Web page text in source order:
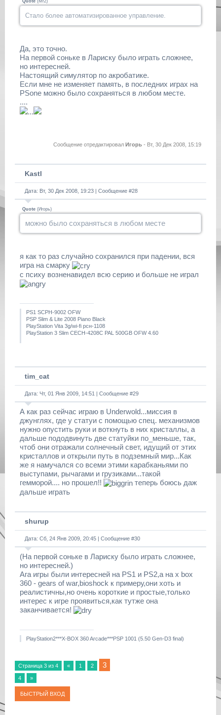
Quote ( Mr2)
Стало более автоматизированное управление.
Да, это точно.
На первой соньке в Лариску было играть сложнее,
но интересней.
Настоящий симулятор по акробатике.
Если мне не изменяет память, в последних играх на
PSone можно было сохраняться в любом месте.
....
...
Сообщение отредактировал Игорь - Вт, 30 Дек 2008, 15:19
Kastl
Дата: Вт, 30 Дек 2008, 19:23 | Сообщение #28
Quote (Игорь)
можно было сохраняться в любом месте
я как то раз случайно сохранился при падении, вся
игра на смарку
с психу возненавидел всю серию и больше не играл
PS1 SCPH-9002 OFW
PSP Slim & Lite 2008 Piano Black
PlayStation Vita 3g/wi-fi рсн-1108
PlayStation 3 Slim CECH-4208C PAL 500GB OFW 4.60
tim_cat
Дата: Чт, 01 Янв 2009, 14:51 | Сообщение #29
А как раз сейчас играю в Underwold...миссия в
джунглях, где у статуи с помощью спец. механизмов
нужно опустить руки и воткнуть в них кристаллы, а
дальше пододвинуть две статуйки по_меньше, так,
чтоб они отражали солнечный свет, идущий от этих
кристаллов и открыли путь в подземный мир...Как
же я намучался со всеми этими карабканьями по
выступами, рычагами и грузиками...такой
гемморой.... но прошел!!
теперь боюсь даж
дальше играть
shurup
Дата: Сб, 24 Янв 2009, 20:45 | Сообщение #30
(На первой соньке в Лариску было играть сложнее,
но интересней.)
Ага игры были интересней на PS1 и PS2,а на x box
360 - gears of war,bioshock к примеру,они хоть и
реалистичны,но очень короткие и простые,только
интерес к игре проявиться,как тутже она
заканчивается!
PlayStation2***X-BOX 360 Arcade***PSP 1001 (5.50 Gen-D3 final)
Страница 3 из 4 « 1 2 3
4 »